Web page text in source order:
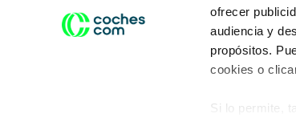
ofrecer
audiencia y
propósitos.
cookies o
Si lo permite,
Conduce tu futuro,
desata tu movilidad